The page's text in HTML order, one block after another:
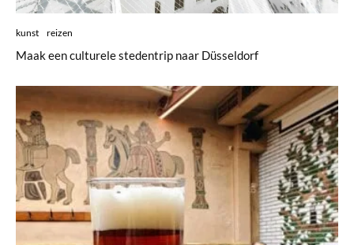
kunst reizen
Maak een culturele stedentrip naar Düsseldorf